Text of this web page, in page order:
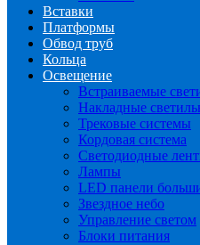
Вставки
Платформы
Обвод труб
Кольца
Освещение
Встраиваемые
Накладные
Трековые системы
Кордовая система
Светодиодные
Лампы
LED панели
Звездное небо
Управление светом
Блоки питания